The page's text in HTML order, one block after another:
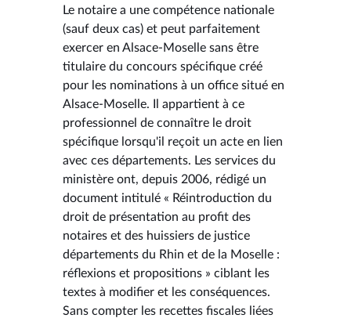
Le notaire a une compétence nationale
(sauf deux cas) et peut parfaitement
exercer en Alsace-Moselle sans être
titulaire du concours spécifique créé
pour les nominations à un office situé en
Alsace-Moselle. Il appartient à ce
professionnel de connaître le droit
spécifique lorsqu'il reçoit un acte en lien
avec ces départements. Les services du
ministère ont, depuis 2006, rédigé un
document intitulé « Réintroduction du
droit de présentation au profit des
notaires et des huissiers de justice
départements du Rhin et de la Moselle :
réflexions et propositions » ciblant les
textes à modifier et les conséquences.
Sans compter les recettes fiscales liées